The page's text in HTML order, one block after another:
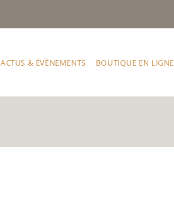
ACTUS & ÉVÈNEMENTS BOUTIQUE EN LIGNE